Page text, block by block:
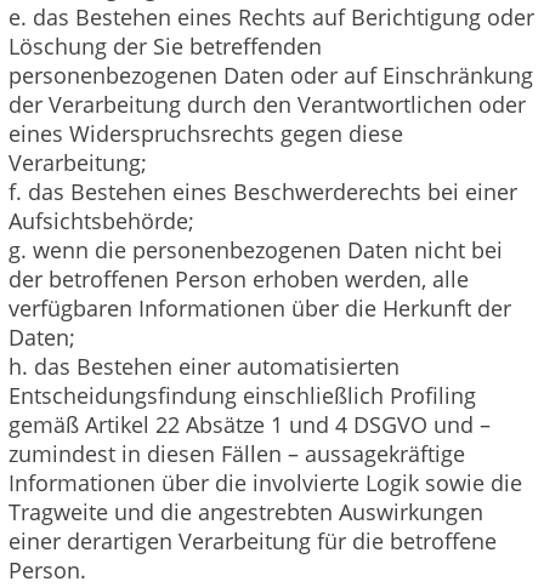
e. das Bestehen eines Rechts auf Berichtigung oder
Löschung der Sie betreffenden
personenbezogenen Daten oder auf Einschränkung
der Verarbeitung durch den Verantwortlichen oder
eines Widerspruchsrechts gegen diese
Verarbeitung;
f. das Bestehen eines Beschwerderechts bei einer
Aufsichtsbehörde;
g. wenn die personenbezogenen Daten nicht bei
der betroffenen Person erhoben werden, alle
verfügbaren Informationen über die Herkunft der
Daten;
h. das Bestehen einer automatisierten
Entscheidungsfindung einschließlich Profiling
gemäß Artikel 22 Absätze 1 und 4 DSGVO und –
zumindest in diesen Fällen – aussagekräftige
Informationen über die involvierte Logik sowie die
Tragweite und die angestrebten Auswirkungen
einer derartigen Verarbeitung für die betroffene
Person.